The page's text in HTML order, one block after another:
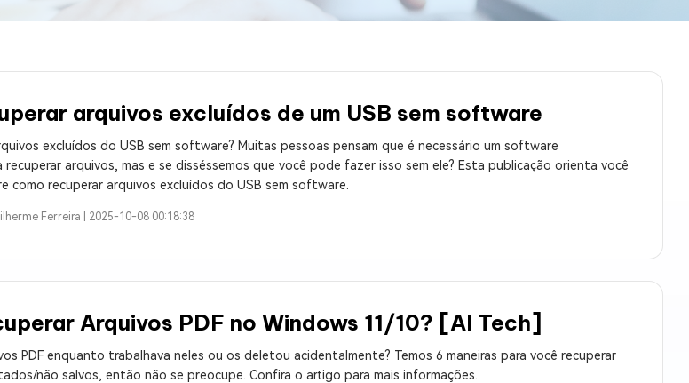
Corrigir Problemas de Windows em Minutos
Mac Boot Genius
Grátis
Corrigir Erros de Mac Grátis
Windows 11 Upgrade Checker
arquivos excluídos de um USB sem software
excluídos do USB sem software? Muitas pessoas pensam que é necessário um software
recuperar arquivos, mas e se disséssemos que você pode fazer isso sem ele? Esta publicação orienta você
como recuperar arquivos excluídos do USB sem software.
Ferreira | 2025-10-08 00:18:38
Arquivos PDF no Windows 11/10? [AI Tech]
PDF enquanto trabalhava neles ou os deletou acidentalmente? Temos 6 maneiras para você recuperar
não salvos, então não se preocupe. Confira o artigo para mais informações.